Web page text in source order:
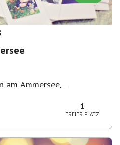
am Ammersee,
1
FREIER PLATZ